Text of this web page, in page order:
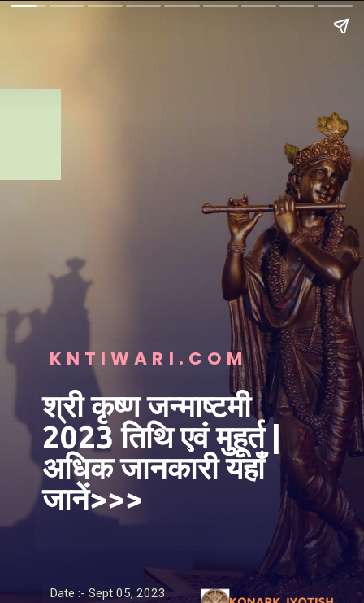
श्री कृष्ण जन्माष्टमी
2023 तिथि एवं मुहूर्त |
अधिक जानकारी यहाँ
जानें>>>
Date :- Sept 05, 2023
KNTIWARI.COM